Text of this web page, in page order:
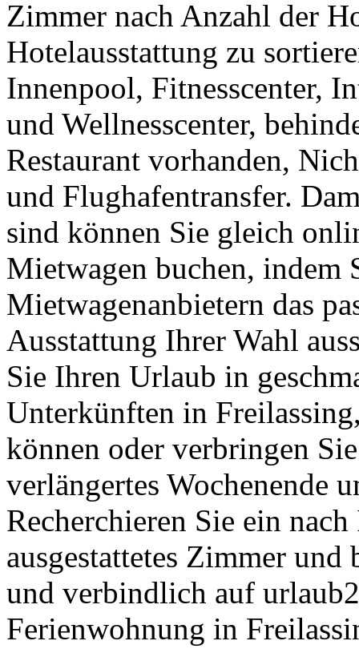
Zimmer nach Anzahl der
Hotelausstattung zu
Innenpool, Fitnesscenter,
und Wellnesscenter,
Restaurant vorhanden,
und Flughafentransfer.
sind können Sie gleich
Mietwagen buchen, indem
Mietwagenanbietern das
Ausstattung Ihrer Wahl
Sie Ihren Urlaub in
Unterkünften in
können oder verbringen
verlängertes Wochenende
Recherchieren Sie ein
ausgestattetes Zimmer
und verbindlich auf
Ferienwohnung in